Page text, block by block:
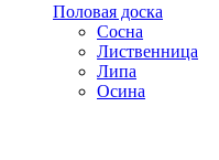
Половая доска
Сосна
Лиственница
Липа
Осина